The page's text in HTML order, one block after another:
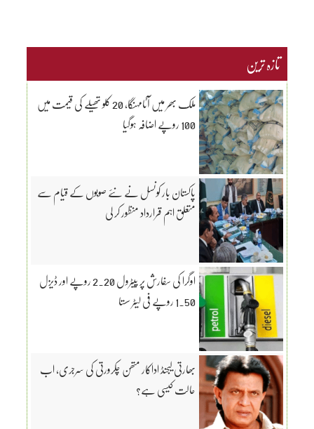
تازہ ترین
ملک بھر میں آٹامہنگا، 20 کلو تھیلے کی قیمت میں
100 روپے اضافہ ہوگیا
پاکستان بار کونسل نے نئے صوبوں کے قیام سے
متعلق اہم قرارداد منظور کر لی
اوگرا کی سفارش پر پیٹرول 2.20 روپے اور ڈیزل
1.50 روپے فی لیٹر سستا
بھارتی لیجنڈ اداکار متھن چکرورتی کی سرجری، اب
حالت کیسی ہے؟